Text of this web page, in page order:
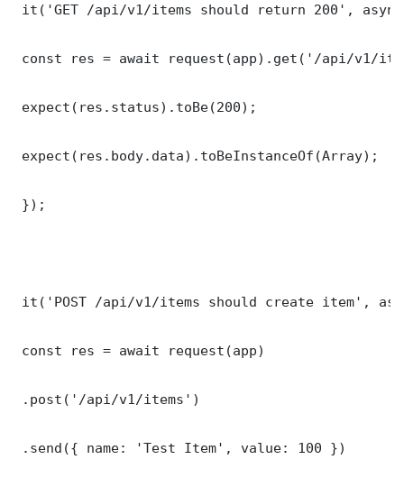
it('GET /api/v1/items should return 200',
const res = await request(app).get('/api/v1/
expect(res.status).toBe(200);
expect(res.body.data).toBeInstanceOf(Array);
});
it('POST /api/v1/items should create item',
const res = await request(app)
.post('/api/v1/items')
.send({ name: 'Test Item', value: 100 })